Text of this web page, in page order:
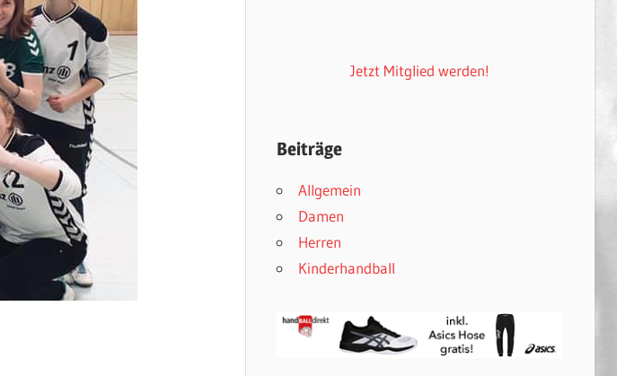
Jetzt Mitglied werden!
Beiträge
Allgemein
Damen
Herren
Kinderhandball